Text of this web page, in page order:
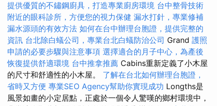
提供優質的不鏽鋼廚具，打造專業廚房環境 台中整骨技術
附近的眼科診所，方便您的視力保健 漏水打針，專業修補
漏水源頭的有效方法 如何在台中辦理台胞證，提供完整的
資訊 台北除白蟻公司，專業台北白蟻防治公司 Grand 護照
申請的必要步驟與注意事項 選擇適合的月子中心，為產後
恢復提供舒適環境 台中推拿推薦 Cabins重新定義了小木屋
的尺寸和舒適性的小木屋。 了解在台北如何辦理台胞證，
省時又方便 專業SEO Agency幫助你實現成功 Longths是
風景如畫的小定居點，正處於一個令人驚嘆的鄉村環境中，